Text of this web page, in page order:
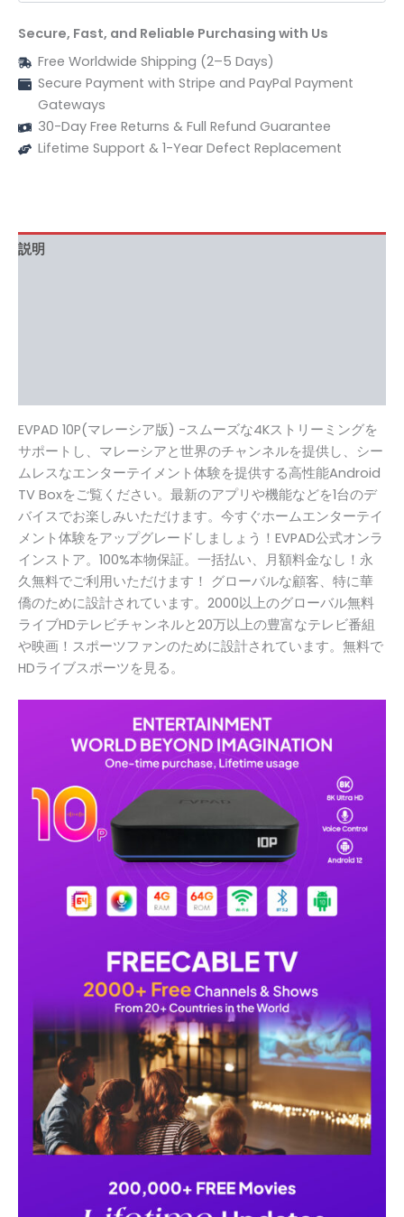
Secure, Fast, and Reliable Purchasing with Us
Free Worldwide Shipping (2–5 Days)
Secure Payment with Stripe and PayPal Payment
Gateways
30-Day Free Returns & Full Refund Guarantee
Lifetime Support & 1-Year Defect Replacement
説明
EVPAD 10P(マレーシア版) -スムーズな4Kストリーミングを
サポートし、マレーシアと世界のチャンネルを提供し、シー
ムレスなエンターテイメント体験を提供する高性能Android
TV Boxをご覧ください。最新のアプリや機能などを1台のデ
バイスでお楽しみいただけます。今すぐホームエンターテイ
メント体験をアップグレードしましょう！EVPAD公式オンラ
インストア。100%本物保証。一括払い、月額料金なし！永
久無料でご利用いただけます！ グローバルな顧客、特に華
僑のために設計されています。2000以上のグローバル無料
ライブHDテレビチャンネルと20万以上の豊富なテレビ番組
や映画！スポーツファンのために設計されています。無料で
HDライブスポーツを見る。